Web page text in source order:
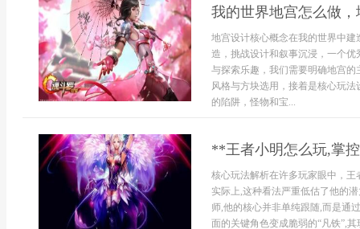
我的世界地宫怎么做
地宫设计核心概念在我的世界中
造，挑战设计和叙事沉浸，一个
与探索乐趣，我们需要明确地宫
风格与方块选用，接着是核心玩
的陷阱，怪物和宝...
**王者小明怎么玩,掌
核心玩法解析在许多玩家眼中，王
实际上,这种看法严重低估了他的
师,他的核心并非单纯跟随,而是通
面的关键角色变成脆弱的“凡铁”,